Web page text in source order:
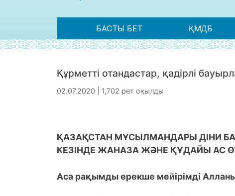
БАСТЫ БЕТ ҚМДБ
Құрметті отандастар, қадірлі
02.07.2020 | 1,702 рет оқылды
ҚАЗАҚСТАН МҰСЫЛМАНДАРЫ ДІНИ
КЕЗІНДЕ ЖАНАЗА ЖӘНЕ ҚҰДАЙЫ АС
Аса рақымды ерекше мейірімді